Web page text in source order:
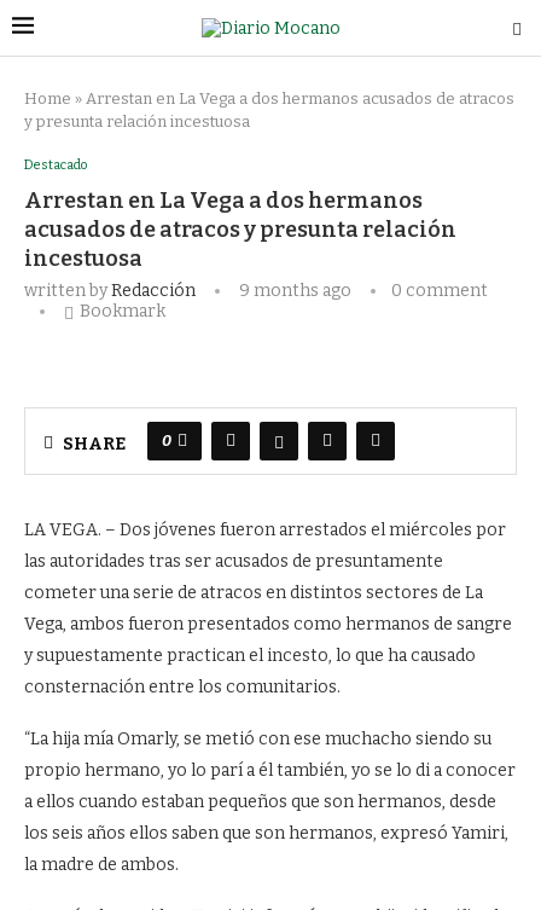
Home » Arrestan en La Vega a dos hermanos acusados de atracos
y presunta relación incestuosa
Destacado
Arrestan en La Vega a dos hermanos
acusados de atracos y presunta relación
incestuosa
written byRedacción 9 months ago
0 comment
Bookmark
SHARE 0
LA VEGA. – Dos jóvenes fueron arrestados el miércoles por
las autoridades tras ser acusados de presuntamente
cometer una serie de atracos en distintos sectores de La
Vega, ambos fueron presentados como hermanos de sangre
y supuestamente practican el incesto, lo que ha causado
consternación entre los comunitarios.
“La hija mía Omarly, se metió con ese muchacho siendo su
propio hermano, yo lo parí a él también, yo se lo di a conocer
a ellos cuando estaban pequeños que son hermanos, desde
los seis años ellos saben que son hermanos, expresó Yamiri,
la madre de ambos.